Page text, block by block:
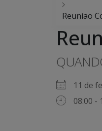
Reuniao
11 de
08:00 -